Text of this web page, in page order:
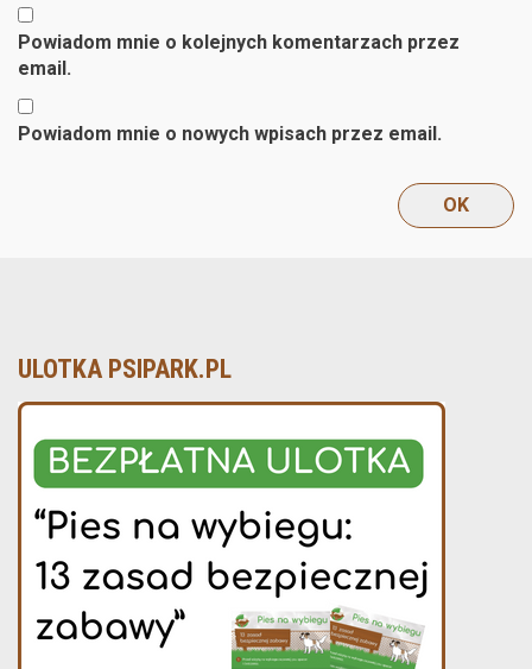
Powiadom mnie o kolejnych komentarzach przez
email.
Powiadom mnie o nowych wpisach przez email.
ULOTKA PSIPARK.PL